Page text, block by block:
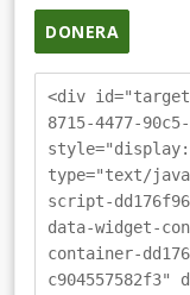
DONERA
<div
8715-4477-
type="text/
script-
data-widget-
container-